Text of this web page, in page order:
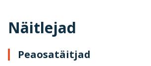
Näitlejad
Peaosatäitjad